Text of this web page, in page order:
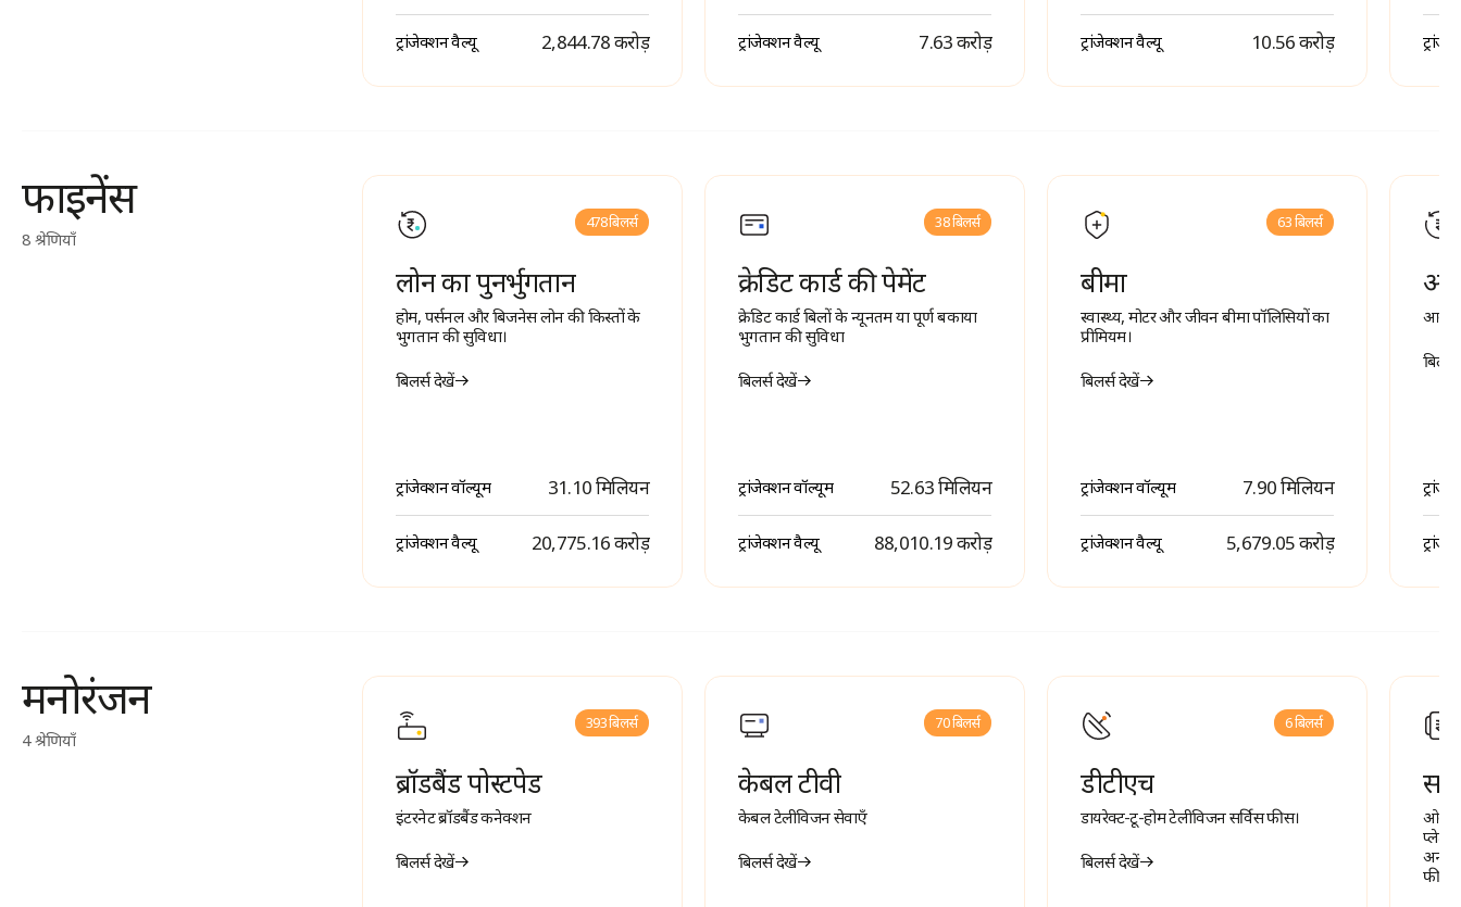
ट्रांजेक्शन वैल्यू ₹ 2,844.78 करोड़ ट्रांजेक्शन वैल्यू ₹ 7.63 करोड़ ट्रांजेक्शन वैल्यू ₹ 10.56 करोड़
फाइनेंस
8 श्रेणियाँ
478 बिलर्स
लोन का पुनर्भुगतान
होम, पर्सनल और बिजनेस लोन की किस्तों के
भुगतान की सुविधा।
बिलर्स देखें
ट्रांजेक्शन वॉल्यूम 31.10 मिलियन
ट्रांजेक्शन वैल्यू ₹ 20,775.16 करोड़
38 बिलर्स
क्रेडिट कार्ड की पेमेंट
क्रेडिट कार्ड बिलों के न्यूनतम या पूर्ण बकाया
भुगतान की सुविधा
बिलर्स देखें
ट्रांजेक्शन वॉल्यूम 52.63 मिलियन
ट्रांजेक्शन वैल्यू ₹ 88,010.19 करोड़
63 बिलर्स
बीमा
स्वास्थ्य, मोटर और जीवन बीमा पॉलिसियों का
प्रीमियम।
बिलर्स देखें
ट्रांजेक्शन वॉल्यूम 7.90 मिलियन
ट्रांजेक्शन वैल्यू ₹ 5,679.05 करोड़
मनोरंजन
4 श्रेणियाँ
393 बिलर्स
ब्रॉडबैंड पोस्टपेड
इंटरनेट ब्रॉडबैंड कनेक्शन
बिलर्स देखें
70 बिलर्स
केबल टीवी
केबल टेलीविजन सेवाएँ
बिलर्स देखें
6 बिलर्स
डीटीएच
डायरेक्ट-टू-होम टेलीविजन सर्विस फीस।
बिलर्स देखें
ओवर-
अन्य
फीस